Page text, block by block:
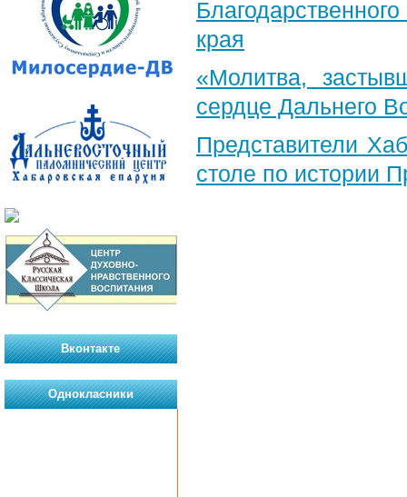
края
«Молитва,
сердце Дальнего
Представители
столе по истории
Вконтакте
Однокласники